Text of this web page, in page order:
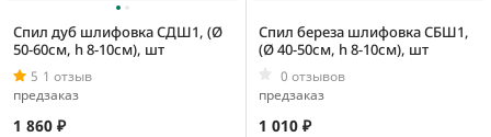
Спил дуб шлифовка СДШ1, (Ø
50-60см, h 8-10см), шт
5 1 отзыв
предзаказ
1 860 ₽
Спил береза шлифовка СБШ1,
(Ø 40-50см, h 8-10см), шт
0 отзывов
предзаказ
1 010 ₽